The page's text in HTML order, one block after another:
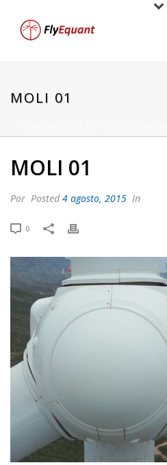
MOLI 01
MOLI 01
Por Posted4 agosto, 2015 In
0